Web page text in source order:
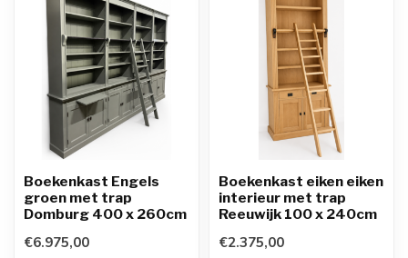
Boekenkast Engels
groen met trap
Domburg 400 x 260cm
€6.975,00
Boekenkast eiken eiken
interieur met trap
Reeuwijk 100 x 240cm
€2.375,00